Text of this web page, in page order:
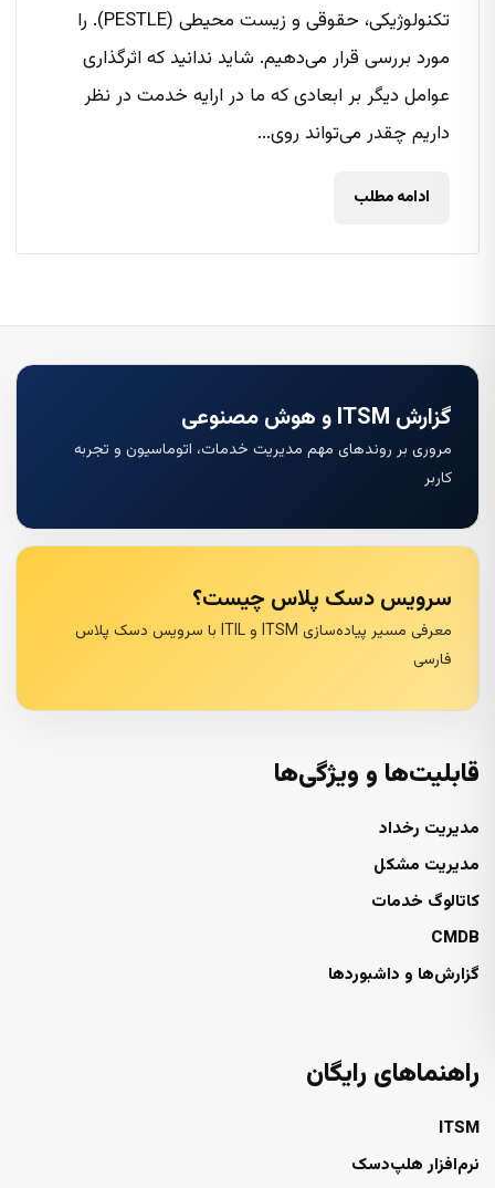
تکنولوژیکی، حقوقی و زیست محیطی (PESTLE). را
مورد بررسی قرار می‌دهیم. شاید ندانید که اثرگذاری
عوامل دیگر بر ابعادی که ما در ارایه خدمت در نظر
داریم چقدر می‌‌تواند روی...
ادامه مطلب
گزارش ITSM و هوش مصنوعی
مروری بر روندهای مهم مدیریت خدمات، اتوماسیون و تجربه
کاربر
سرویس دسک پلاس چیست؟
معرفی مسیر پیاده‌سازی ITSM و ITIL با سرویس دسک پلاس
فارسی
قابلیت‌ها و ویژگی‌ها
مدیریت رخداد
مدیریت مشکل
کاتالوگ خدمات
CMDB
گزارش‌ها و داشبوردها
راهنماهای رایگان
ITSM
نرم‌افزار هلپ‌دسک